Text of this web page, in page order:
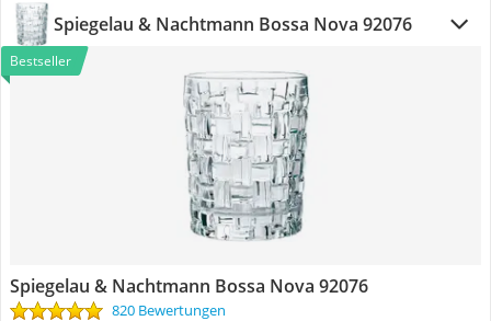
Spiegelau & Nachtmann Bossa Nova 92076
Bestseller
Spiegelau & Nachtmann Bossa Nova 92076
820 Bewertungen